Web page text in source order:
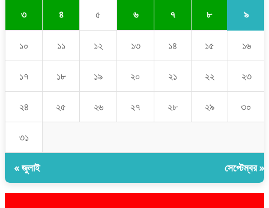
৩ ৪ ৫ ৬ ৭ ৮ ৯
১০ ১১ ১২ ১৩ ১৪ ১৫ ১৬
১৭ ১৮ ১৯ ২০ ২১ ২২ ২৩
২৪ ২৫ ২৬ ২৭ ২৮ ২৯ ৩০
৩১
« জুলাই সেপ্টেম্বর »